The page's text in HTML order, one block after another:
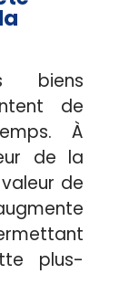
biens
de
À
de la
de
plus-